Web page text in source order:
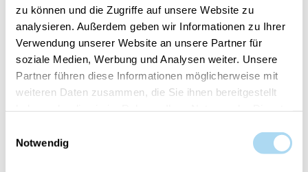
zu können und die Zugriffe auf unsere Website zu
analysieren. Außerdem geben wir Informationen zu Ihrer
Verwendung unserer Website an unsere Partner für
soziale Medien, Werbung und Analysen weiter. Unsere
Partner führen diese Informationen möglicherweise mit
weiteren Daten zusammen, die Sie ihnen bereitgestellt
Notwendig
Iced Berry Lemonade
Assaporate il profumo che ricorda un bel bicchiere
di limonata rosa fredda in una calda giornata
estiva. Note che evocano lo zucchero al limone si
combinano con aromi ispirati al pompelmo rosso e
al succoso pomelo per creare una bevanda